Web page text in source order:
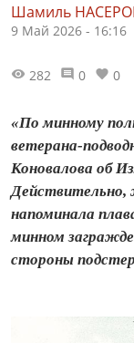
Шамиль
9 Май 2026 - 16:16
282 0 0
«По минному
ветерана-
Коновалова об
Действительно,
напоминала
минном
стороны